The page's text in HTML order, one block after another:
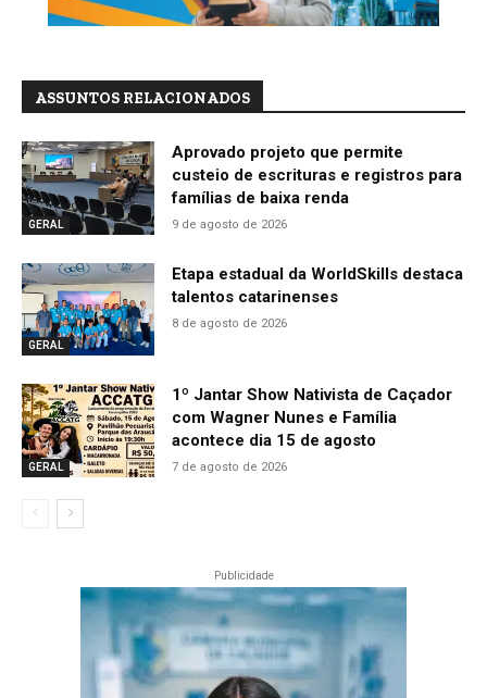
ASSUNTOS RELACIONADOS
GERAL
Aprovado projeto que permite
custeio de escrituras e registros para
famílias de baixa renda
9 de agosto de 2026
GERAL
Etapa estadual da WorldSkills destaca
talentos catarinenses
8 de agosto de 2026
GERAL
1º Jantar Show Nativista de Caçador
com Wagner Nunes e Família
acontece dia 15 de agosto
7 de agosto de 2026
Publicidade